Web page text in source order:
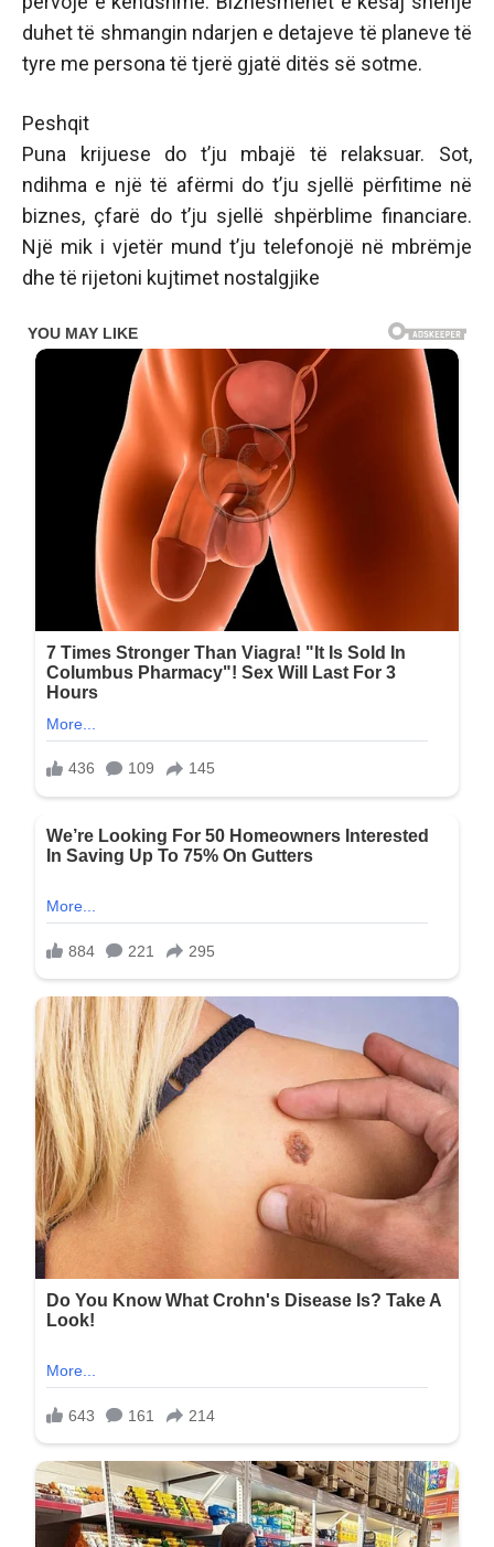
duhet të shmangin ndarjen e detajeve të planeve të
tyre me persona të tjerë gjatë ditës së sotme.
Peshqit
Puna krijuese do t’ju mbajë të relaksuar. Sot,
ndihma e një të afërmi do t’ju sjellë përfitime në
biznes, çfarë do t’ju sjellë shpërblime financiare.
Një mik i vjetër mund t’ju telefonojë në mbrëmje
dhe të rijetoni kujtimet nostalgjike